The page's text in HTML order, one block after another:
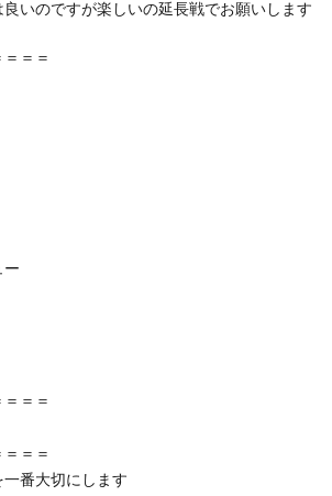
いのですが楽しいの延長戦でお願いします
＝＝＝
ー
＝＝
＝＝
一番大切にします